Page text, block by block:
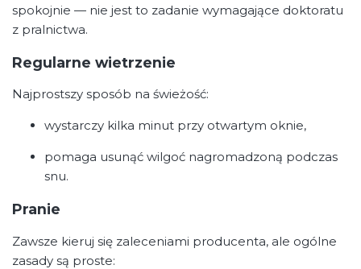
spokojnie — nie jest to zadanie wymagające doktoratu
z pralnictwa.
Regularne wietrzenie
Najprostszy sposób na świeżość:
wystarczy kilka minut przy otwartym oknie,
pomaga usunąć wilgoć nagromadzoną podczas
snu.
Pranie
Zawsze kieruj się zaleceniami producenta, ale ogólne
zasady są proste: